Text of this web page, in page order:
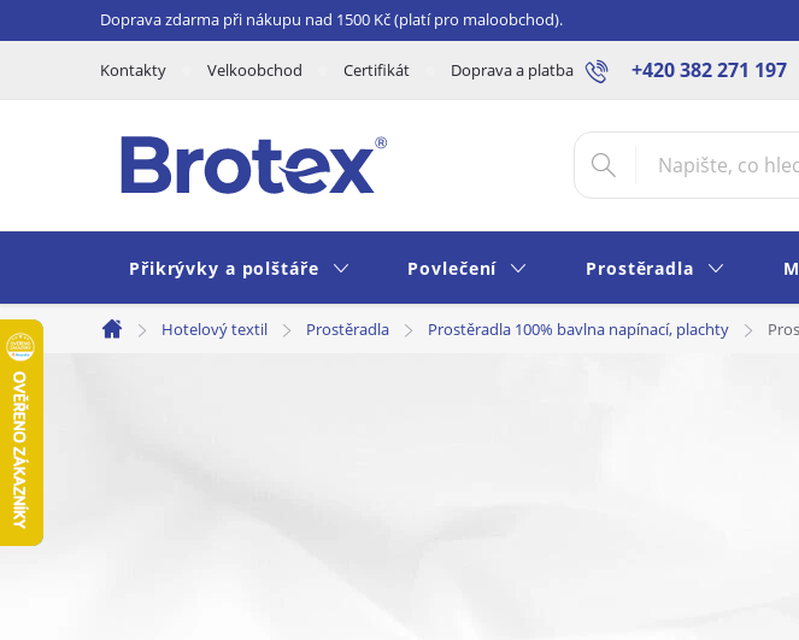
na
Doprava zdarma při nákupu nad 1500 Kč (platí pro maloobchod).
+420 382 271 197
Kontakty Velkoobchod Certifikát Doprava a platba Blog Rady a tipy
Přikrývky a polštáře Povlečení Prostěradla
Domů
Hotelový textil Prostěradla Prostěradla 100% bavlna napínací, plachty